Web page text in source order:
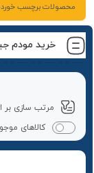
محصولات برچسب
خرید مودم
کالاهای